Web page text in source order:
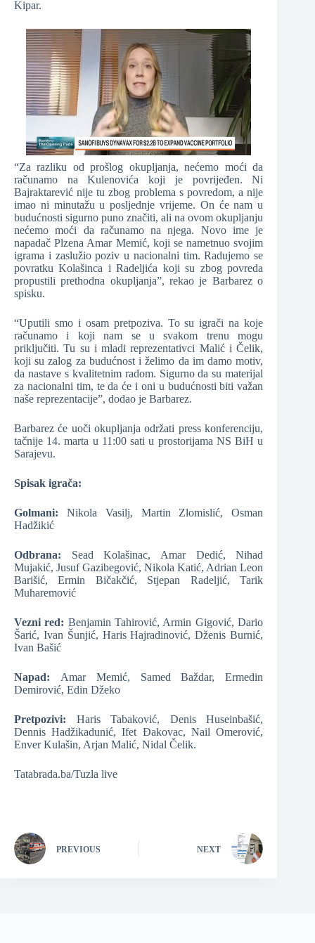
Kipar.
“Za razliku od prošlog okupljanja, nećemo moći da
računamo na Kulenovića koji je povrijeđen. Ni
Bajraktarević nije tu zbog problema s povredom, a nije
imao ni minutažu u posljednje vrijeme. On će nam u
budućnosti sigurno puno značiti, ali na ovom okupljanju
nećemo moći da računamo na njega. Novo ime je
napadač Plzena Amar Memić, koji se nametnuo svojim
igrama i zaslužio poziv u nacionalni tim. Radujemo se
povratku Kolašinca i Radeljića koji su zbog povreda
propustili prethodna okupljanja”, rekao je Barbarez o
spisku.
“Uputili smo i osam pretpoziva. To su igrači na koje
računamo i koji nam se u svakom trenu mogu
priključiti. Tu su i mladi reprezentativci Malić i Čelik,
koji su zalog za budućnost i želimo da im damo motiv,
da nastave s kvalitetnim radom. Sigurno da su materijal
za nacionalni tim, te da će i oni u budućnosti biti važan
naše reprezentacije”, dodao je Barbarez.
Barbarez će uoči okupljanja održati press konferenciju,
tačnije 14. marta u 11:00 sati u prostorijama NS BiH u
Sarajevu.
Spisak igrača:
Golmani: Nikola Vasilj, Martin Zlomislić, Osman
Hadžikić
Odbrana: Sead Kolašinac, Amar Dedić, Nihad
Mujakić, Jusuf Gazibegović, Nikola Katić, Adrian Leon
Barišić, Ermin Bičakčić, Stjepan Radeljić, Tarik
Muharemović
Vezni red: Benjamin Tahirović, Armin Gigović, Dario
Šarić, Ivan Šunjić, Haris Hajradinović, Dženis Burnić,
Ivan Bašić
Napad: Amar Memić, Samed Baždar, Ermedin
Demirović, Edin Džeko
Pretpozivi: Haris Tabaković, Denis Huseinbašić,
Dennis Hadžikadunić, Ifet Đakovac, Nail Omerović,
Enver Kulašin, Arjan Malić, Nidal Čelik.
Tatabrada.ba/Tuzla live
PREVIOUS NEXT